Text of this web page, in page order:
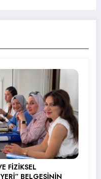
FİZİKSEL
BELGESİNİN